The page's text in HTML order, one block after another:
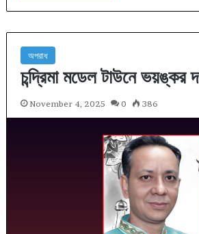
অপরাধ
চন্দ্রিমা মডেল টাউনে
November 4, 2025 0 386